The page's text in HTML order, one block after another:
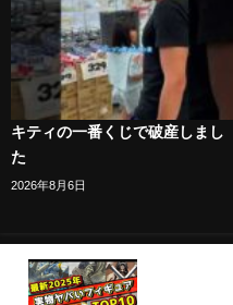
キティの一番くじで破産しまし
た
2026年8月6日